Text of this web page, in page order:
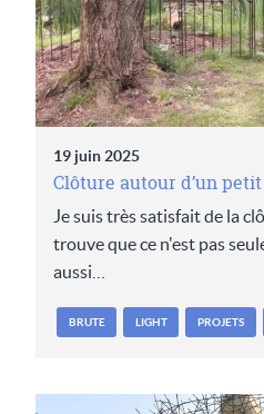
19 juin 2025
Clôture autour d’un
Je suis très satisfait de la
trouve que ce n'est pas
aussi…
BRUTE LIGHT PROJETS